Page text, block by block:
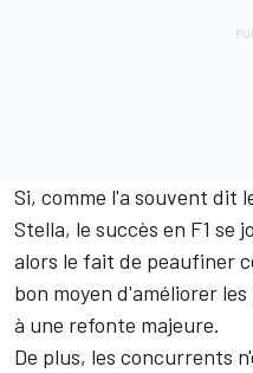
Si, comme l'a souvent dit
Stella, le succès en F1 se
alors le fait de peaufiner
bon moyen d'améliorer
à une refonte majeure.
De plus, les concurrents